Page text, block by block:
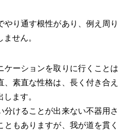
り通す根性があり、例え周り
せん。
ケーションを取りに行くことは
、素直な性格は、長く付き合え
ます。
分けることが出来ない不器用さ
もありますが、我が道を貫く